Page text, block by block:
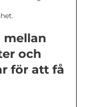
mellan
och
för att få